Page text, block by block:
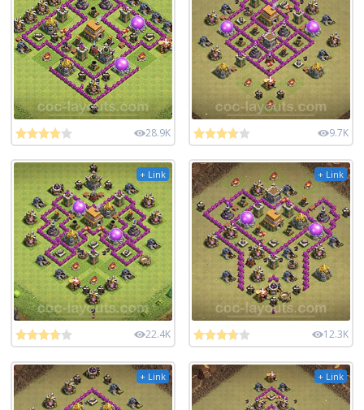
28.9K 9.7K
+ Link
22.4K
+ Link
12.3K
+ Link + Link